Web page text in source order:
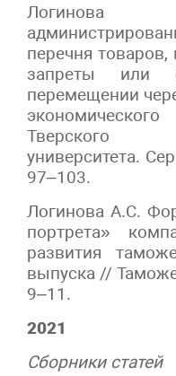
Логинова
перечня
запреты или
перемещении
Тверского
университета.
97–103.
Логинова А.С.
портрета»
развития
выпуска //
9–11.
2021
Сборники статей